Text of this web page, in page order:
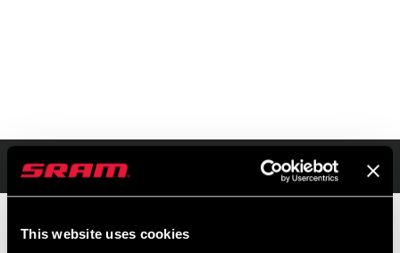
This website uses cookies
Übersicht